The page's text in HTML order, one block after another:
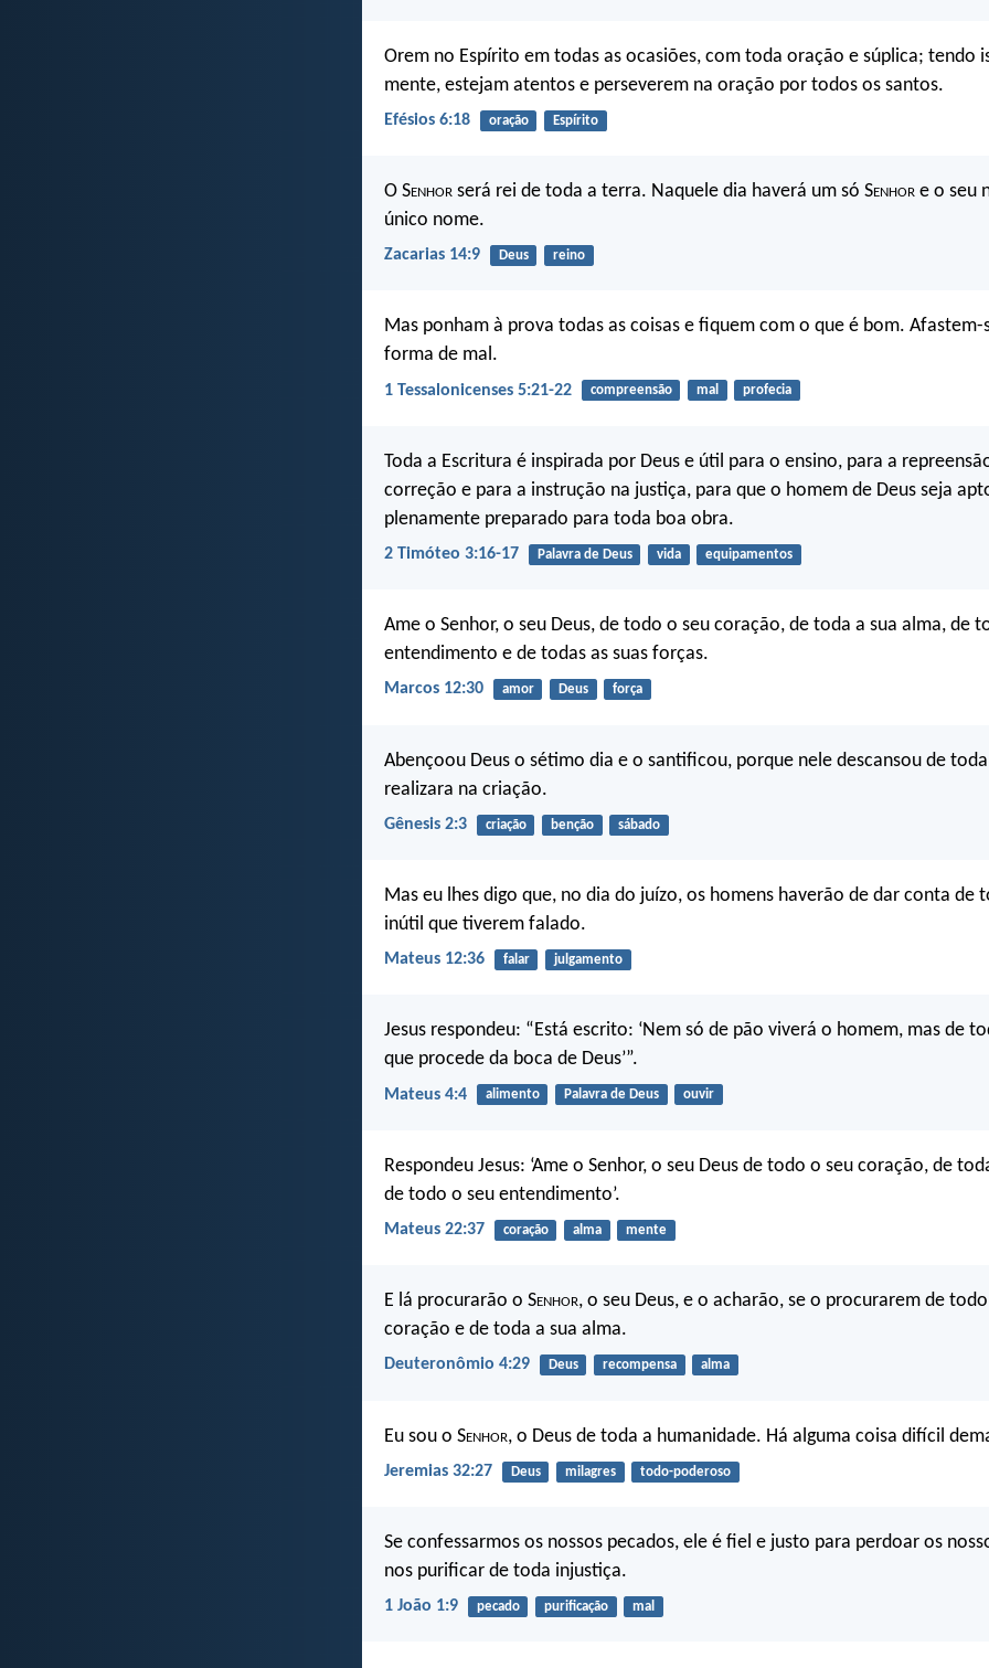
Orem no Espírito em todas as ocasiões, com toda oração e súplica; tendo
mente, estejam atentos e perseverem na oração por todos os santos.
Efésios 6:18 oração Espírito
O Senhor será rei de toda a terra. Naquele dia haverá um só Senhor e o seu
único nome.
Zacarias 14:9 Deus reino
Mas ponham à prova todas as coisas e fiquem com o que é bom. Afastem-
forma de mal.
1 Tessalonicenses 5:21-22 compreensão mal profecia
Toda a Escritura é inspirada por Deus e útil para o ensino, para a
correção e para a instrução na justiça, para que o homem de Deus seja
plenamente preparado para toda boa obra.
2 Timóteo 3:16-17 Palavra de Deus vida equipamentos
Ame o Senhor, o seu Deus, de todo o seu coração, de toda a sua alma, de
entendimento e de todas as suas forças.
Marcos 12:30 amor Deus força
Abençoou Deus o sétimo dia e o santificou, porque nele descansou de
realizara na criação.
Gênesis 2:3 criação benção sábado
Mas eu lhes digo que, no dia do juízo, os homens haverão de dar conta de
inútil que tiverem falado.
Mateus 12:36 falar julgamento
Jesus respondeu: “Está escrito: ‘Nem só de pão viverá o homem, mas de
que procede da boca de Deus’”.
Mateus 4:4 alimento Palavra de Deus ouvir
Respondeu Jesus: ‘Ame o Senhor, o seu Deus de todo o seu coração, de
de todo o seu entendimento’.
Mateus 22:37 coração alma mente
E lá procurarão o Senhor, o seu Deus, e o acharão, se o procurarem de
coração e de toda a sua alma.
Deuteronômio 4:29 Deus recompensa alma
Eu sou o Senhor, o Deus de toda a humanidade. Há alguma coisa difícil
Jeremias 32:27 Deus milagres todo-poderoso
Se confessarmos os nossos pecados, ele é fiel e justo para perdoar os
nos purificar de toda injustiça.
1 João 1:9 pecado purificação mal